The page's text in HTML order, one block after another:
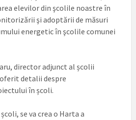
elevilor din şcolile noastre în
şi adoptării de măsuri
energetic în şcolile comunei
director adjunct al școlii
detalii despre
în școli.
se va crea o Harta a